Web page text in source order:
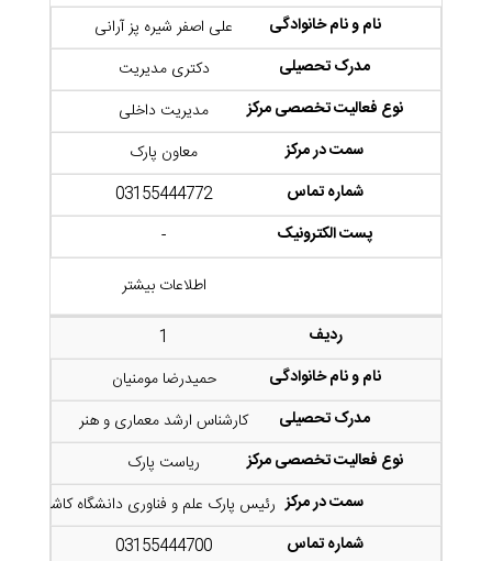
علی اصفر شیره پز آرانی
دکتری مدیریت
مدیریت داخلی
معاون پارک
03155444772
-
اطلاعات بیشتر
1
حمیدرضا مومنیان
کارشناس ارشد معماری و هنر
ریاست پارک
رئیس پارک علم و فناوری دانشگاه کاشان
03155444700